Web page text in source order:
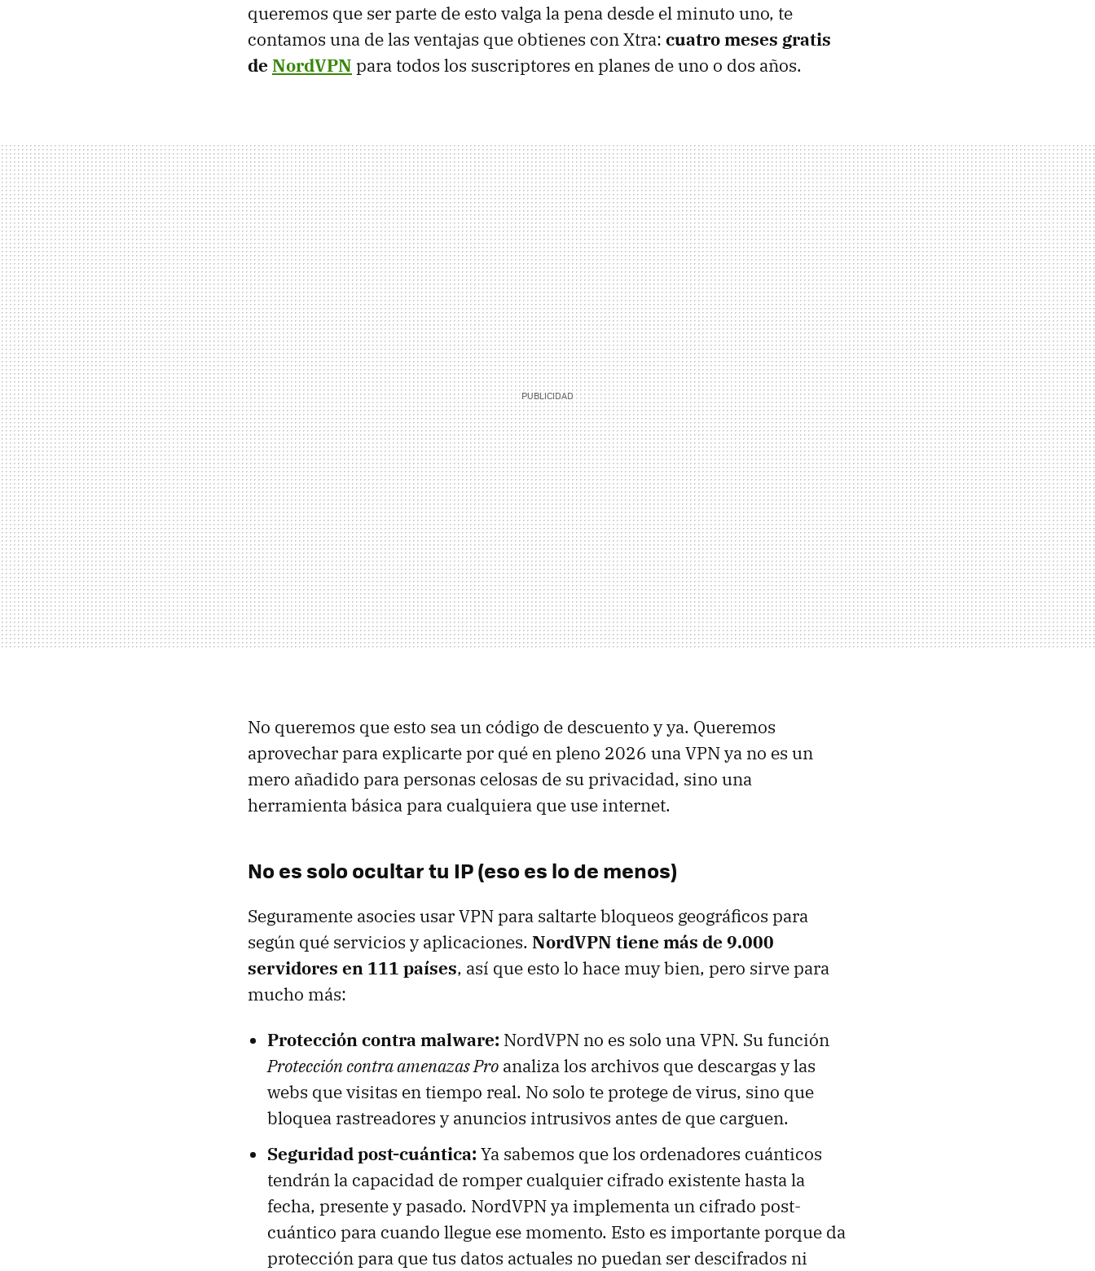
queremos que ser parte de esto valga la pena desde el minuto uno, te
contamos una de las ventajas que obtienes con Xtra: cuatro meses gratis
de NordVPN para todos los suscriptores en planes de uno o dos años.
No queremos que esto sea un código de descuento y ya. Queremos
aprovechar para explicarte por qué en pleno 2026 una VPN ya no es un
mero añadido para personas celosas de su privacidad, sino una
herramienta básica para cualquiera que use internet.
No es solo ocultar tu IP (eso es lo de menos)
Seguramente asocies usar VPN para saltarte bloqueos geográficos para
según qué servicios y aplicaciones. NordVPN tiene más de 9.000
servidores en 111 países, así que esto lo hace muy bien, pero sirve para
mucho más:
Protección contra malware: NordVPN no es solo una VPN. Su función
Protección contra amenazas Pro analiza los archivos que descargas y las
webs que visitas en tiempo real. No solo te protege de virus, sino que
bloquea rastreadores y anuncios intrusivos antes de que carguen.
Seguridad post-cuántica: Ya sabemos que los ordenadores cuánticos
tendrán la capacidad de romper cualquier cifrado existente hasta la
fecha, presente y pasado. NordVPN ya implementa un cifrado post-
cuántico para cuando llegue ese momento. Esto es importante porque da
protección para que tus datos actuales no puedan ser descifrados ni